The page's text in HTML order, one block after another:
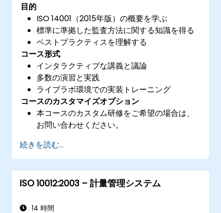
目的
ISO 14001（2015年版）の概要を学ぶ
標準に準拠した監査方法に関する知識を得る
ベストプラクティスを理解する
コース形式
インタラクティブな講義と議論
多数の演習と実践
ライブラボ環境での実装トレーニング
コースのカスタマイズオプション
本コースのカスタム研修をご希望の場合は、
お問い合わせください。
続きを読む...
ISO 10012:2003 – 計量管理システム
14 時間